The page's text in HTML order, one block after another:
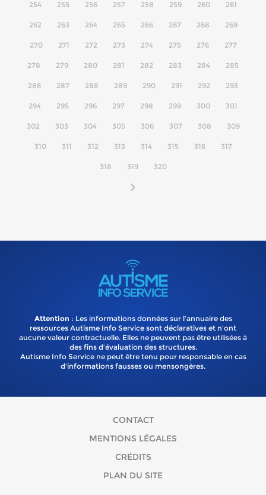
254 255 256 257 258 259 260 261
262 263 264 265 266 267 268 269
270 271 272 273 274 275 276 277
278 279 280 281 282 283 284 285
286 287 288 289 290 291 292 293
294 295 296 297 298 299 300 301
302 303 304 305 306 307 308 309
310 311 312 313 314 315 316 317
318 319 320
Attention : Les informations données sur l’annuaire des
ressources Autisme Info Service sont déclaratives et n’ont
aucune valeur contractuelle. Elles ne peuvent pas être utilisées à
des fins d’évaluation des structures.
Autisme Info Service ne peut être tenu pour responsable en cas
d'informations fausses ou mensongères.
CONTACT
MENTIONS LÉGALES
CRÉDITS
PLAN DU SITE